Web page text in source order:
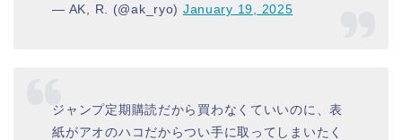
— AK, R. (@ak_ryo) January 19, 2025
ジャンプ定期購読だから買わなくていいのに、表
紙がアオのハコだからつい手に取ってしまいたく